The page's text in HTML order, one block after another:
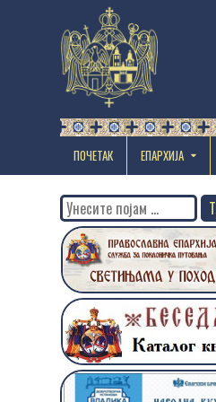
ПОЧЕТАК ЕПАРХИЈА
Search
for: